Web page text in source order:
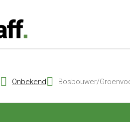
Onbekend Bosbouwer/